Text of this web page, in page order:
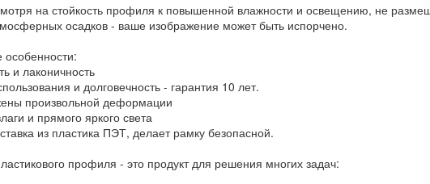
на стойкость профиля к повышенной влажности и освещению, не
осадков - ваше изображение может быть испорчено.
особенности:
и лаконичность
и долговечность - гарантия 10 лет.
произвольной деформации
и прямого яркого света
из пластика ПЭТ, делает рамку безопасной.
профиля - это продукт для решения многих задач: